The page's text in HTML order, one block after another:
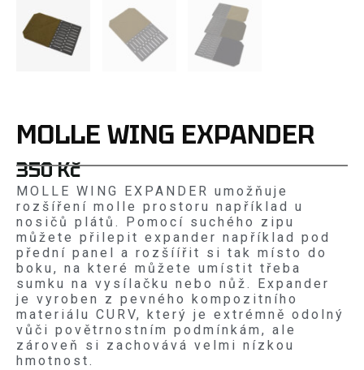
MOLLE WING EXPANDER
350Kč
MOLLE WING EXPANDER umožňuje
rozšíření molle prostoru například u
nosičů plátů. Pomocí suchého zipu
můžete přilepit expander například pod
přední panel a rozšíířit si tak místo do
boku, na které můžete umístit třeba
sumku na vysílačku nebo nůž. Expander
je vyroben z pevného kompozitního
materiálu CURV, který je extrémně odolný
vůči povětrnostním podmínkám, ale
zároveň si zachovává velmi nízkou
hmotnost.